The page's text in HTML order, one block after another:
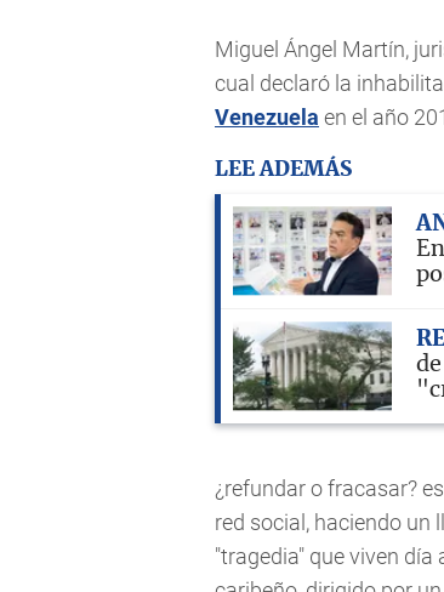
Miguel Ángel Martín,
cual declaró la
Venezuela en el año
LEE ADEMÁS
¿refundar o fracasar?
red social, haciendo un
"tragedia" que viven